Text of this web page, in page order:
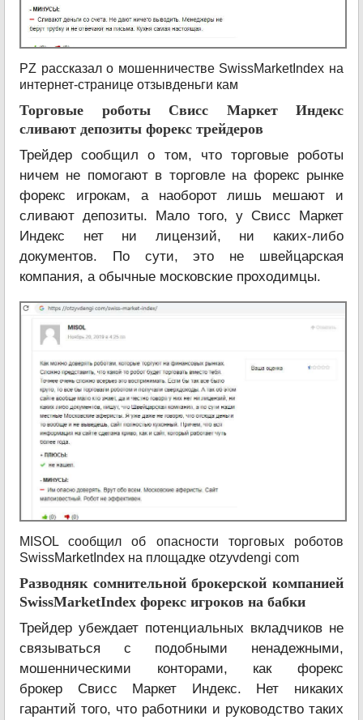
PZ рассказал о мошенничестве SwissMarketIndex на
интернет-странице отзывденьги кам
Торговые роботы Свисс Маркет Индекс
сливают депозиты форекс трейдеров
Трейдер сообщил о том, что торговые роботы
ничем не помогают в торговле на форекс рынке
форекс игрокам, а наоборот лишь мешают и
сливают депозиты. Мало того, у Свисс Маркет
Индекс нет ни лицензий, ни каких-либо
документов. По сути, это не швейцарская
компания, а обычные московские проходимцы.
MISOL сообщил об опасности торговых роботов
SwissMarketIndex на площадке otzyvdengi com
Разводняк сомнительной брокерской компанией
SwissMarketIndex форекс игроков на бабки
Трейдер убеждает потенциальных вкладчиков не
связываться с подобными ненадежными,
мошенническими конторами, как форекс
брокер Свисс Маркет Индекс. Нет никаких
гарантий того, что работники и руководство таких